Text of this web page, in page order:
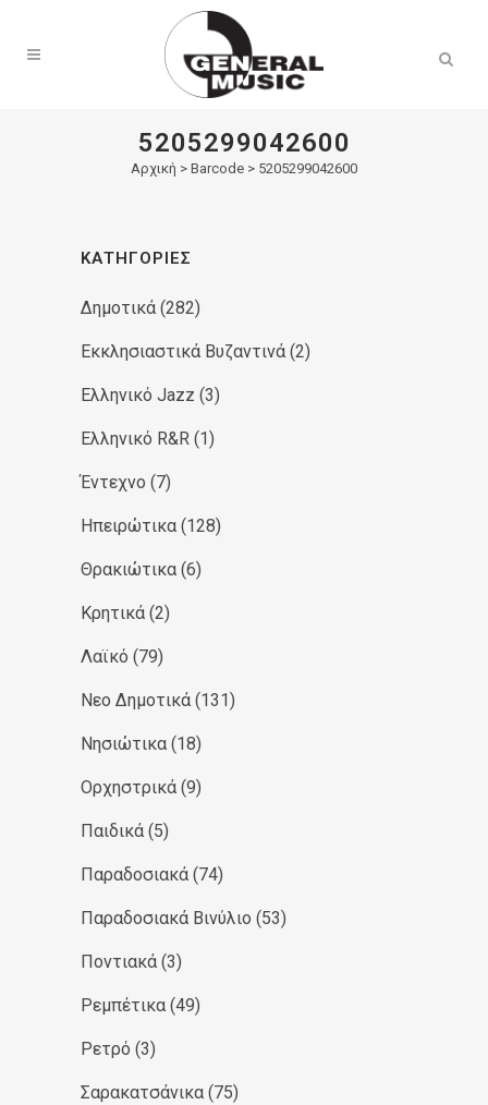
5205299042600
Αρχική > Barcode > 5205299042600
ΚΑΤΗΓΟΡΊΕΣ
Δημοτικά (282)
Εκκλησιαστικά Βυζαντινά (2)
Ελληνικό Jazz (3)
Ελληνικό R&R (1)
Έντεχνο (7)
Ηπειρώτικα (128)
Θρακιώτικα (6)
Κρητικά (2)
Λαϊκό (79)
Νεο Δημοτικά (131)
Νησιώτικα (18)
Ορχηστρικά (9)
Παιδικά (5)
Παραδοσιακά (74)
Παραδοσιακά Βινύλιο (53)
Ποντιακά (3)
Ρεμπέτικα (49)
Ρετρό (3)
Σαρακατσάνικα (75)